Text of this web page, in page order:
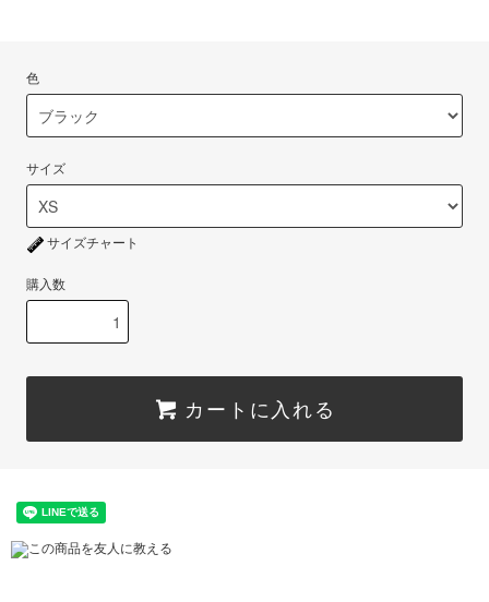
色
サイズ
サイズチャート
購入数
カートに入れる
この商品を友人に教える